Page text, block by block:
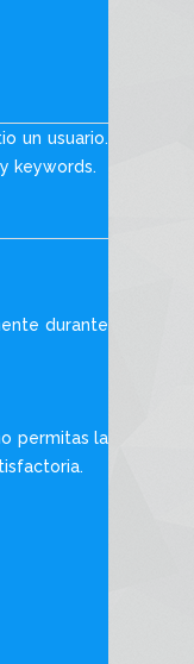
un usuario.
keywords.
durante
permitas la